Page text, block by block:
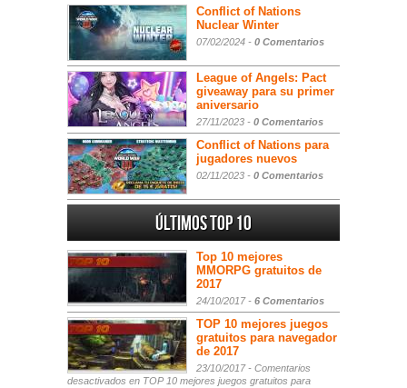
Conflict of Nations
Nuclear Winter
07/02/2024 - 0 Comentarios
League of Angels: Pact
giveaway para su primer
aniversario
27/11/2023 - 0 Comentarios
Conflict of Nations para
jugadores nuevos
02/11/2023 - 0 Comentarios
Últimos Top 10
Top 10 mejores
MMORPG gratuitos de
2017
24/10/2017 - 6 Comentarios
TOP 10 mejores juegos
gratuitos para navegador
de 2017
23/10/2017 - Comentarios
desactivados en TOP 10 mejores juegos gratuitos para